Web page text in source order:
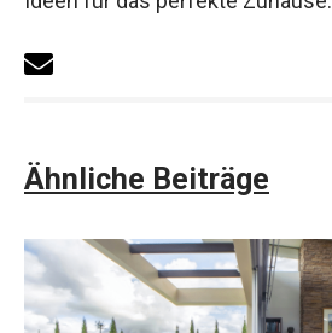
Ähnliche Beiträge